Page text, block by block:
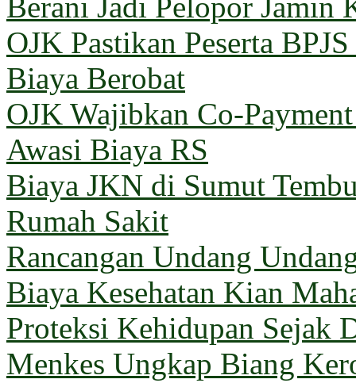
Berani Jadi Pelopor Jamin
OJK Pastikan Peserta
Biaya Berobat
OJK Wajibkan Co-
Awasi Biaya RS
Biaya JKN di Sumut
Rumah Sakit
Rancangan Undang
Biaya Kesehatan Kian
Proteksi Kehidupan Sejak
Menkes Ungkap Biang